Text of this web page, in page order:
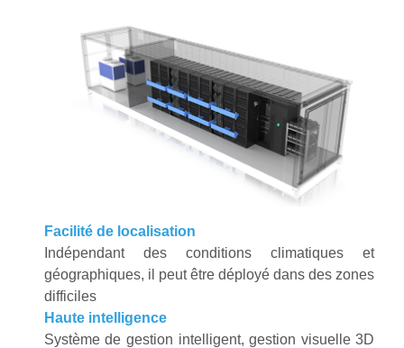
Facilité de localisation
Indépendant des conditions climatiques et
géographiques, il peut être déployé dans des zones
difficiles
Haute intelligence
Système de gestion intelligent, gestion visuelle 3D